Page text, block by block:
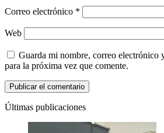
Correo electrónico *
Web
Guarda mi nombre, correo electrónico
para la próxima vez que comente.
Últimas publicaciones